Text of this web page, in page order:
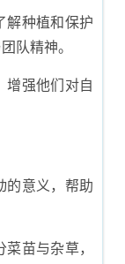
解种植和保护
队精神。
增强他们对自
的意义，帮助
苗与杂草，